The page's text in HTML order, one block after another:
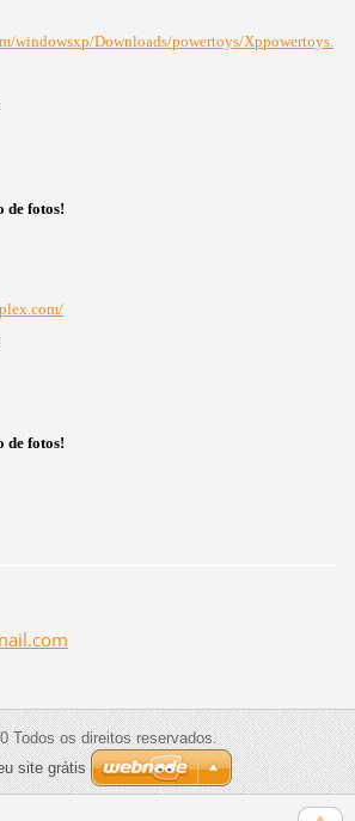
windowsxp/Downloads/powertoys/Xppowertoys.
de fotos!
de fotos!
Todos os direitos reservados.
site grátis